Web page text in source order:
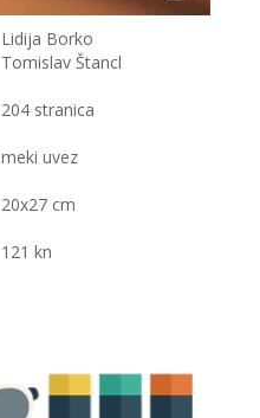
Lidija Borko
Tomislav Štancl
204 stranica
meki uvez
20x27 cm
121 kn